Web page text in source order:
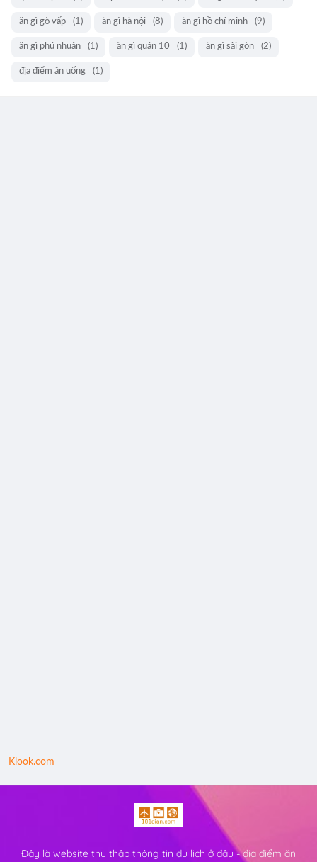
ăn gì gò vấp (1) ăn gì hà nội (8) ăn gì hồ chí minh (9)
ăn gì phú nhuận (1) ăn gì quận 10 (1) ăn gì sài gòn (2)
địa điểm ăn uống (1)
Klook.com
Đây là website thu thập thông tin du lịch ở đâu - địa điểm ăn